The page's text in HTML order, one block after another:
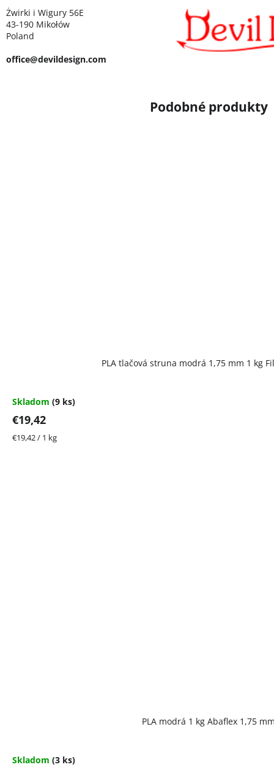
PLA tlačová struna modrá 1,75 mm 1 kg
Skladom (9 ks)
€19,42
Jednotková
€19,42 / 1 kg
PLA modrá 1 kg Abaflex 1,75
Skladom (3 ks)
Żwirki i Wigury 56E
43-190 Mikołów
Poland
office@devildesign.com